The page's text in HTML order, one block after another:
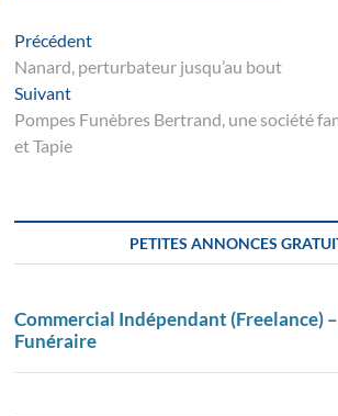
Navigation
de
l’article
PrécédentArticle
suivant
Nanard, perturbateur jusqu’au bout
SuivantSuivant
post:
Pompes Funèbres Bertrand, une société
et Tapie
PETITES ANNONCES
Commercial Indépendant (Freelance)
Funéraire